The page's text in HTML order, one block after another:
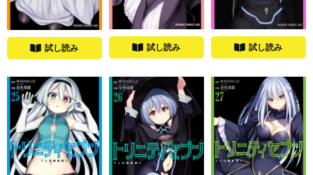
試し読み 試し読み 試し読み